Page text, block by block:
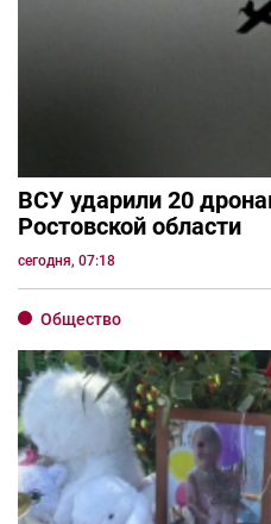
ВСУ ударили 20
Ростовской области
сегодня, 07:18
Общество